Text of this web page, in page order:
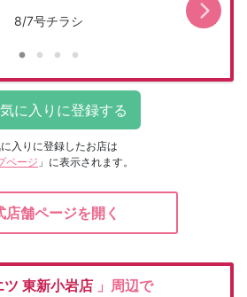
8/7号チラシ
入りに登録したお店は
ページ 」に表示されます。
店舗ページを開く
ツ 東新小岩店 」周辺で